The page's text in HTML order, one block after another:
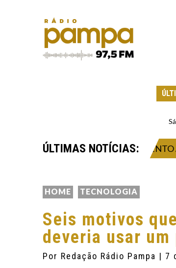
ÚLTIMAS NOTÍCIAS:
DO ABASTECIMENTO
HOME TECNOLOGIA
Seis motivos
deveria usar um
Por Redação Rádio Pampa | 7